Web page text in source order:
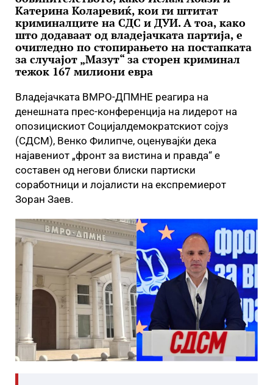
Катерина Коларевиќ, кои ги штитат
криминалците на СДС и ДУИ. А тоа, како
што додаваат од владејачката партија, е
очигледно по стопирањето на постапката
за случајот „Мазут“ за сторен криминал
тежок 167 милиони евра
Владејачката ВМРО-ДПМНЕ реагира на
денешната прес-конференција на лидерот на
опозицискиот Социјалдемократскиот сојуз
(СДСМ), Венко Филипче, оценувајќи дека
најавениот „фронт за вистина и правда“ е
составен од негови блиски партиски
соработници и лојалисти на експремиерот
Зоран Заев.